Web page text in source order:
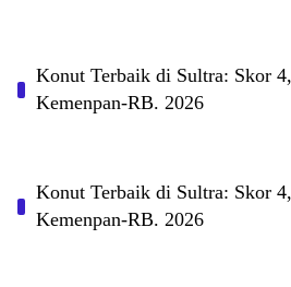
Konut Terbaik di Sultra: Skor
Kemenpan-RB. 2026
Konut Terbaik di Sultra: Skor
Kemenpan-RB. 2026